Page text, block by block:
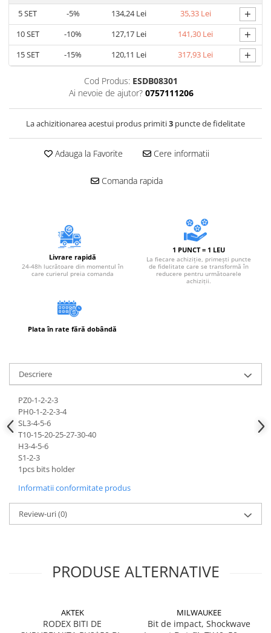
5SET -5% 134,24 Lei 35,33 Lei +
10SET -10% 127,17 Lei 141,30 Lei +
15SET -15% 120,11 Lei 317,93 Lei +
Cod Produs: ESDB08301
Ai nevoie de ajutor? 0757111206
La achizitionarea acestui produs primiti3 puncte de fidelitate
Adauga la Favorite Cere informatii
Comanda rapida
Livrare rapidă
24-48h lucrătoare din momentul în
care curierul preia comanda
1 PUNCT = 1 LEU
La fiecare achiziție, primești puncte
de fidelitate care se transformă în
reducere pentru următoarele
achiziții.
Plata în rate fără dobândă
Descriere
PZ0-1-2-2-3
PH0-1-2-2-3-4
SL3-4-5-6
T10-15-20-25-27-30-40
H3-4-5-6
S1-2-3
1pcs bits holder
Informatii conformitate produs
Review-uri(0)
PRODUSE ALTERNATIVE
AKTEK
RODEX BITI DE
MILWAUKEE
Bit de impact, Shockwave